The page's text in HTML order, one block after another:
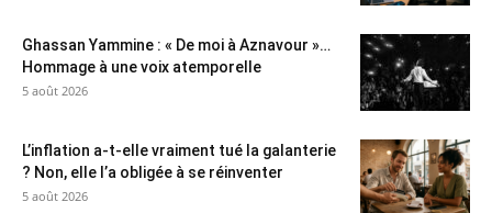
Ghassan Yammine : « De moi à Aznavour »…
Hommage à une voix atemporelle
5 août 2026
L’inflation a-t-elle vraiment tué la galanterie
? Non, elle l’a obligée à se réinventer
5 août 2026